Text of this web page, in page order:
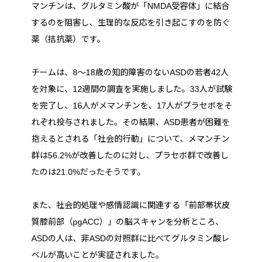
マンチンは、グルタミン酸が「NMDA受容体」に結合
するのを阻害し、生理的な反応を引き起こすのを防ぐ
薬（拮抗薬）です。
チームは、8～18歳の知的障害のないASDの若者42人
を対象に、12週間の調査を実施しました。33人が試験
を完了し、16人がメマンチンを、17人がプラセボをそ
れぞれ投与されました。その結果、ASD患者が困難を
抱えるとされる「社会的行動」について、メマンチン
群は56.2%が改善したのに対し、プラセボ群で改善し
たのは21.0%だったそうです。
また、社会的処理や感情認識に関連する「前部帯状皮
質膝前部（pgACC）」の脳スキャンを分析ところ、
ASDの人は、非ASDの対照群に比べてグルタミン酸レ
ベルが高いことが実証されました。